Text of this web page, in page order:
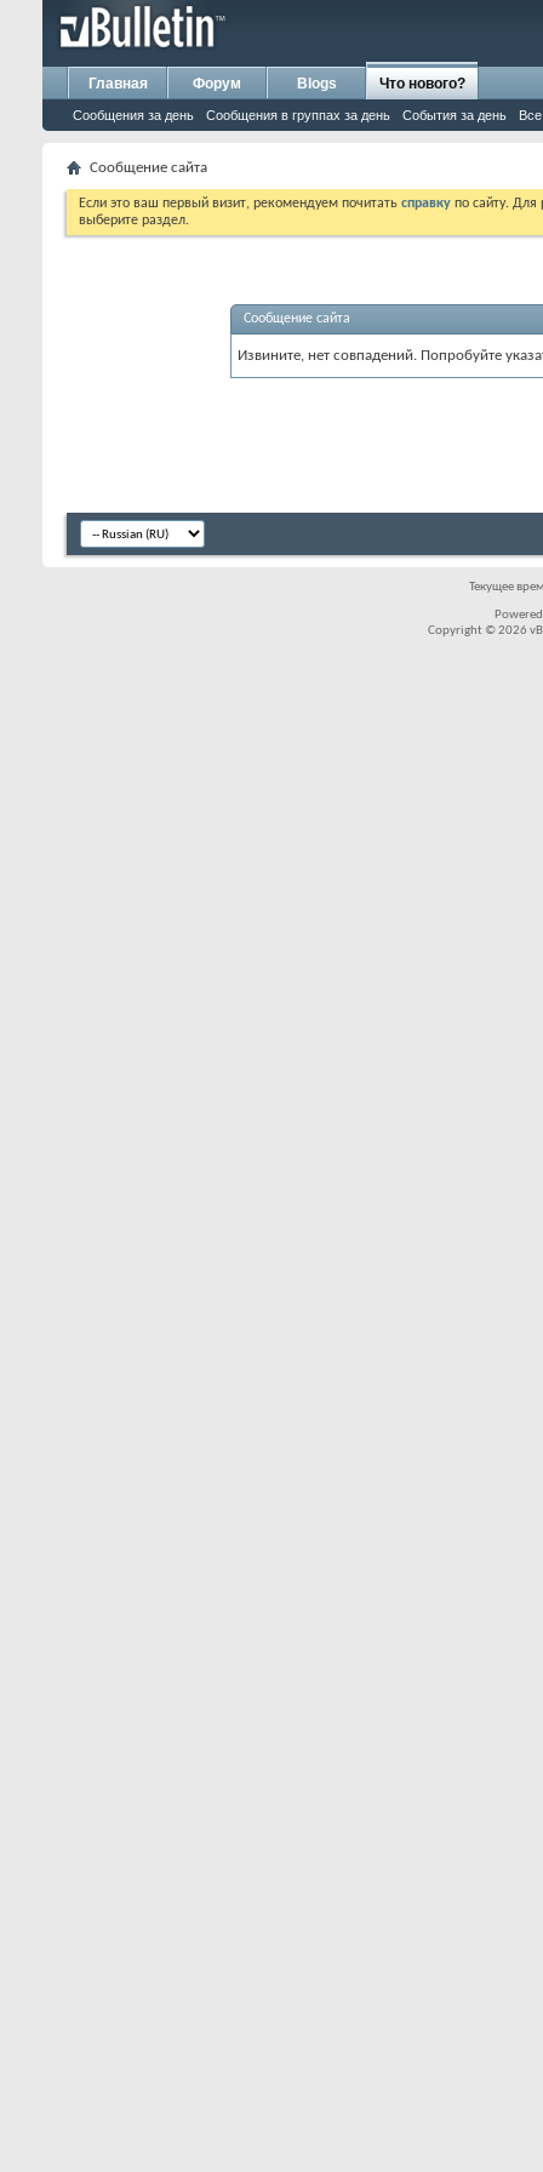
Главная Форум Blogs Что нового?
Сообщения за день Сообщения в группах за день События за день
Сообщение сайта
Если это ваш первый визит, рекомендуем почитать справку по сайту.
выберите раздел.
Сообщение сайта
Извините, нет совпадений. Попробуйте
Текущее
Copyright © 2026